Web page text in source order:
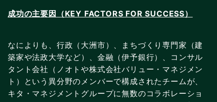
成功の主要因（KEY FACTORS FOR SUCCESS）
なによりも、行政（大洲市）、まちづくり専門家（建
築家や法政大学など）、金融（伊予銀行）、コンサル
タント会社（ノオトや株式会社バリュー・マネジメン
ト）という異分野のメンバーで構成されたチームが、
キタ・マネジメントグループに無数のコラボレーショ